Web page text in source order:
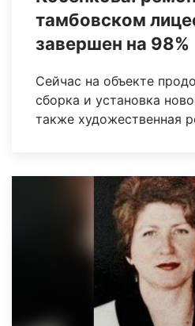
тамбовском
завершен на 98%
Сейчас на объекте
сборка и установка
также художественная